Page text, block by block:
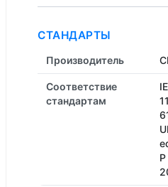
СТАНДАРТЫ
Производитель
Соответствие
стандартам